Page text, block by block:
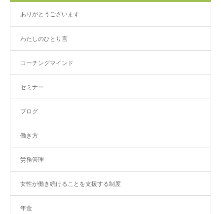
ありがとうございます
わたしのひとり言
コーチングマインド
セミナー
ブログ
働き方
労務管理
女性が働き続けることを支援する制度
年金